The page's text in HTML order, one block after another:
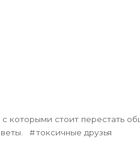
которыми стоит перестать
токсичные друзья